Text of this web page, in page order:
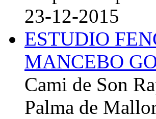
23-12-2015
ESTUDIO
MANCEBO
Cami de Son
Palma de